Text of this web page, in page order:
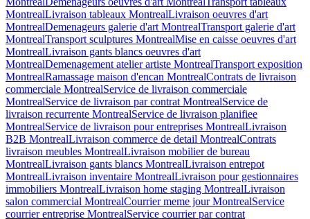
MontrealLivraison tableaux MontrealLivraison oeuvres d'art
MontrealDemenageurs galerie d'art MontrealTransport galerie d'art
MontrealTransport sculptures MontrealMise en caisse oeuvres d'art
MontrealLivraison gants blancs oeuvres d'art
MontrealDemenagement atelier artiste MontrealTransport exposition
MontrealRamassage maison d'encan MontrealContrats de livraison
commerciale MontrealService de livraison commerciale
MontrealService de livraison par contrat MontrealService de
livraison recurrente MontrealService de livraison planifiee
MontrealService de livraison pour entreprises MontrealLivraison
B2B MontrealLivraison commerce de detail MontrealContrats
livraison meubles MontrealLivraison mobilier de bureau
MontrealLivraison gants blancs MontrealLivraison entrepot
MontrealLivraison inventaire MontrealLivraison pour gestionnaires
immobiliers MontrealLivraison home staging MontrealLivraison
salon commercial MontrealCourrier meme jour MontrealService
courrier entreprise MontrealService courrier par contrat